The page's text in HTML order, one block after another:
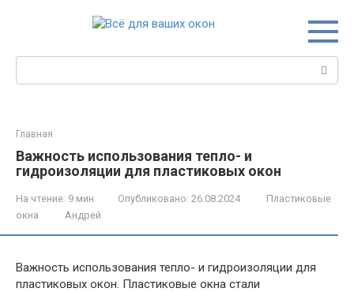
Главная
Важность использования тепло- и
гидроизоляции для пластиковых окон
На чтение: 9 мин Опубликовано: 26.08.2024
Пластиковые
окна
Андрей
Важность использования тепло- и гидроизоляции для
пластиковых окон. Пластиковые окна стали